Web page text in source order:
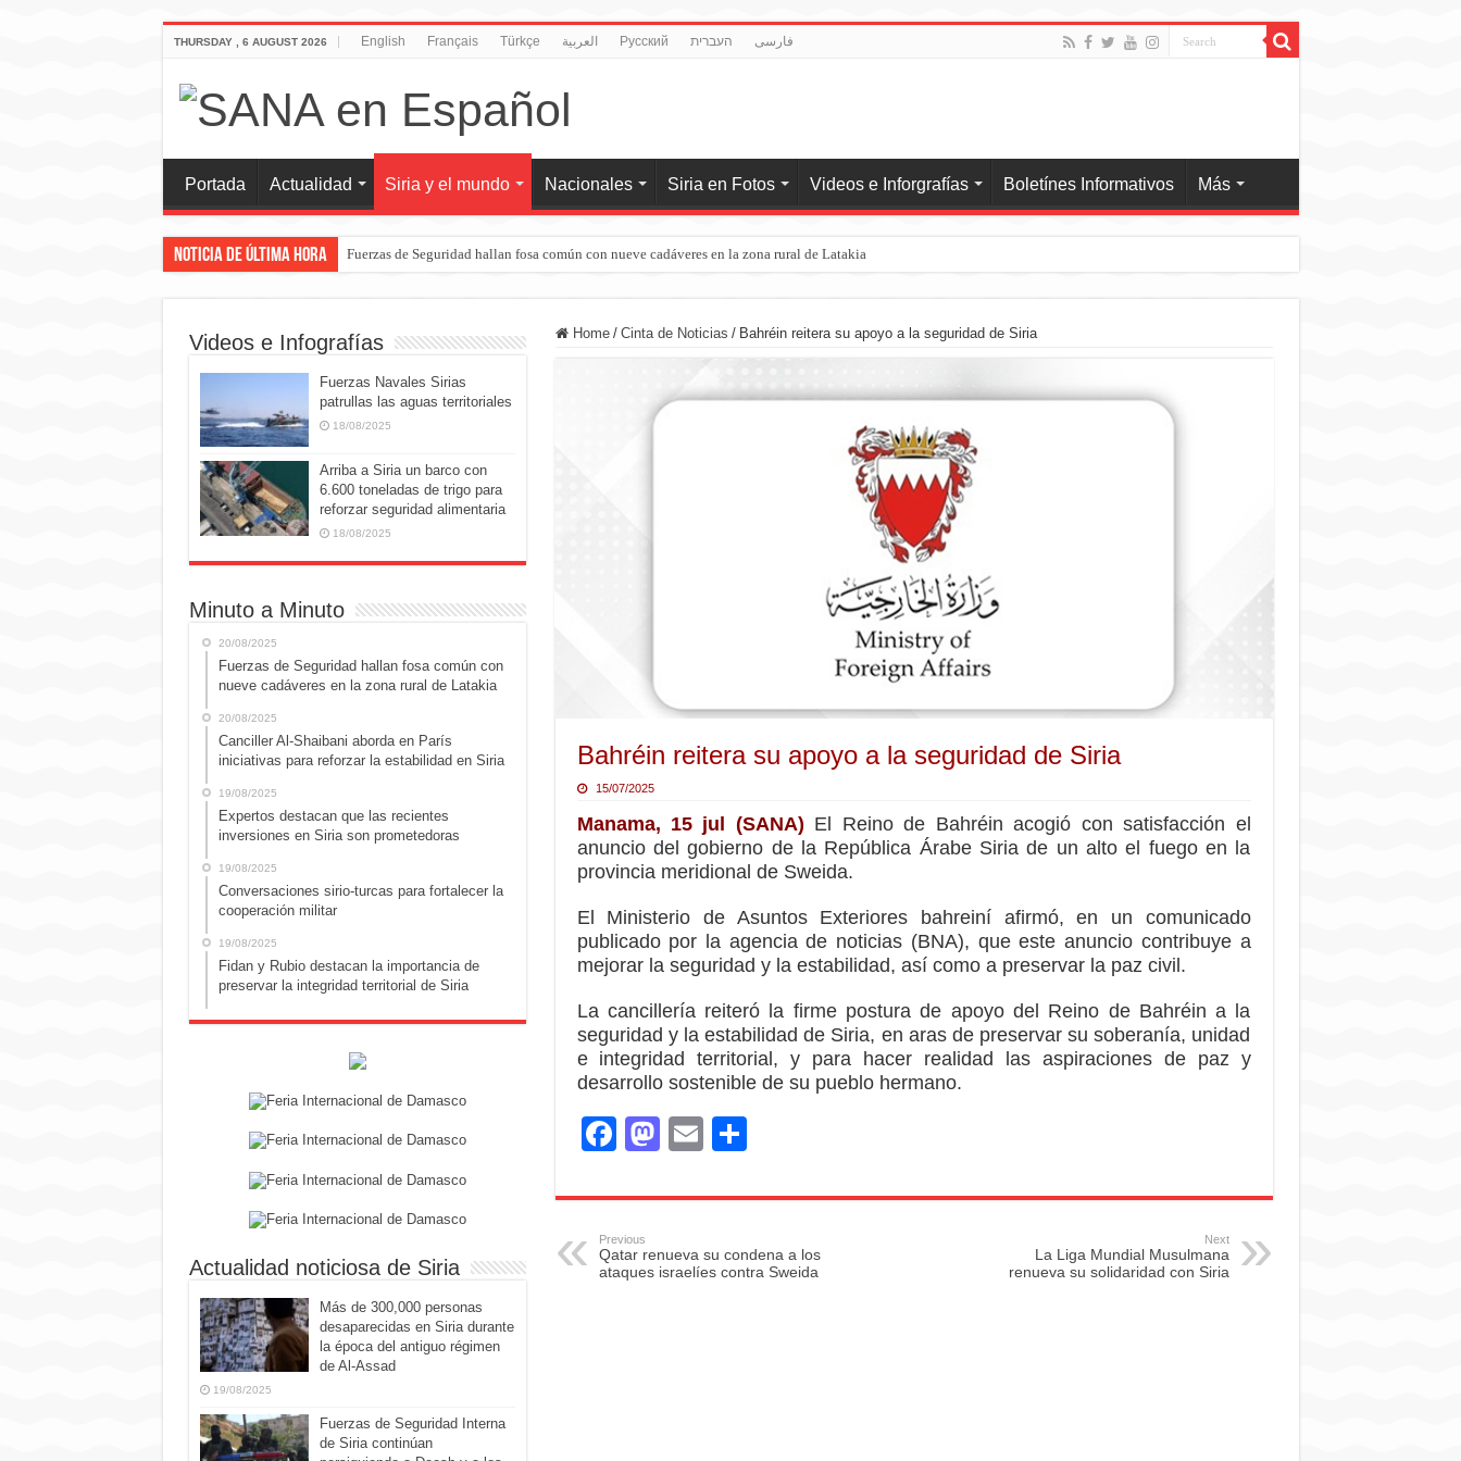
THURSDAY , 6 AUGUST 2026 English Français Türkçe العربية Pусский העברית فارسی
Portada Actualidad Siria y el mundo Nacionales Siria en Fotos Videos e Inforgrafías Boletínes Informativos Más
Noticia de última hora Fuerzas de Seguridad hallan fosa común con nueve cadáveres en la zona rural de Latakia
Home / Cinta de Noticias / Bahréin reitera su apoyo a la seguridad de Siria
Bahréin reitera su apoyo a la seguridad de Siria
15/07/2025
Manama, 15 jul (SANA) El Reino de Bahréin acogió con satisfacción el
anuncio del gobierno de la República Árabe Siria de un alto el fuego en la
provincia meridional de Sweida.
El Ministerio de Asuntos Exteriores bahreiní afirmó, en un comunicado
publicado por la agencia de noticias (BNA), que este anuncio contribuye a
mejorar la seguridad y la estabilidad, así como a preservar la paz civil.
La cancillería reiteró la firme postura de apoyo del Reino de Bahréin a la
seguridad y la estabilidad de Siria, en aras de preservar su soberanía, unidad
e integridad territorial, y para hacer realidad las aspiraciones de paz y
desarrollo sostenible de su pueblo hermano.
F
c
e
b
M
st
d
E
ail ar
e
Previous
Qatar renueva su condena a los
ataques israelíes contra Sweida
Next
La Liga Mundial Musulmana
renueva su solidaridad con Siria
Videos e Infografías
Fuerzas Navales Sirias
patrullas las aguas territoriales
18/08/2025
Arriba a Siria un barco con
6.600 toneladas de trigo para
reforzar seguridad alimentaria
18/08/2025
Minuto a Minuto
20/08/2025
Fuerzas de Seguridad hallan fosa común con
nueve cadáveres en la zona rural de Latakia
20/08/2025
Canciller Al-Shaibani aborda en París
iniciativas para reforzar la estabilidad en Siria
19/08/2025
Expertos destacan que las recientes
inversiones en Siria son prometedoras
19/08/2025
Conversaciones sirio-turcas para fortalecer la
cooperación militar
19/08/2025
Fidan y Rubio destacan la importancia de
preservar la integridad territorial de Siria
Actualidad noticiosa de Siria
Más de 300,000 personas
desaparecidas en Siria durante
la época del antiguo régimen
de Al-Assad
19/08/2025
Fuerzas de Seguridad Interna
de Siria continúan